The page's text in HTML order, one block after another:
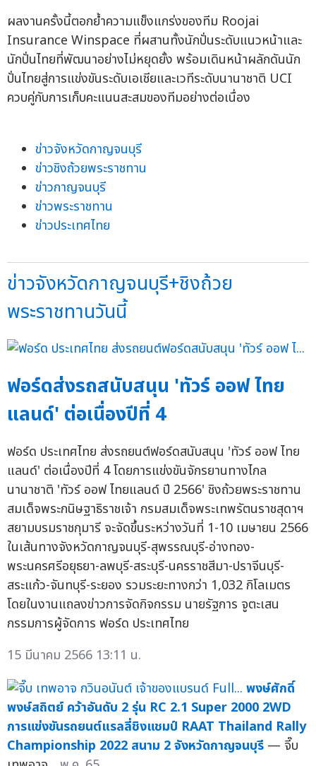
ผลงานครั้งนี้ตอกย้ำความแข็งแกร่งของทีม Roojai
Insurance Winspace ที่ผสานทั้งนักปั่นระดับแนวหน้าและ
นักปั่นไทยที่พัฒนาอย่างไม่หยุดยั้ง พร้อมเดินหน้าผลักดันนัก
ปั่นไทยสู่การแข่งขันระดับเอเชียและเวทีระดับนานาชาติ UCI
ควบคู่กับการเก็บคะแนนสะสมของทีมอย่างต่อเนื่อง
ข่าวจังหวัดกาญจนบุรี
ข่าวชิงถ้วยพระราชทาน
ข่าวกาญจนบุรี
ข่าวพระราชทาน
ข่าวประเทศไทย
ข่าวจังหวัดกาญจนบุรี+ชิงถ้วย
พระราชทานวันนี้
ฟอร์ดส่งรถสนับสนุน 'ทัวร์ ออฟ ไทย
แลนด์' ต่อเนื่องปีที่ 4
ฟอร์ด ประเทศไทย ส่งรถยนต์ฟอร์ดสนับสนุน 'ทัวร์ ออฟ ไทย
แลนด์' ต่อเนื่องปีที่ 4 โดยการแข่งขันจักรยานทางไกล
นานาชาติ 'ทัวร์ ออฟ ไทยแลนด์ ปี 2566' ชิงถ้วยพระราชทาน
สมเด็จพระกนิษฐาธิราชเจ้า กรมสมเด็จพระเทพรัตนราชสุดาฯ
สยามบรมราชกุมารี จะจัดขึ้นระหว่างวันที่ 1-10 เมษายน 2566
ในเส้นทางจังหวัดกาญจนบุรี-สุพรรณบุรี-อ่างทอง-
พระนครศรีอยุธยา-ลพบุรี-สระบุรี-นครราชสีมา-ปราจีนบุรี-
สระแก้ว-จันทบุรี-ระยอง รวมระยะทางกว่า 1,032 กิโลเมตร
โดยในงานแถลงข่าวการจัดกิจกรรม นายรัฐการ จูตะเสน
กรรมการผู้จัดการ ฟอร์ด ประเทศไทย
15 มีนาคม 2566 13:11 น.
พงษ์ศักดิ์
พงษ์สถิตย์ คว้าอันดับ 2 รุ่น RC 2.1 Super 2000 2WD
การแข่งขันรถยนต์แรลลี่ชิงแชมป์ RAAT Thailand Rally
Championship 2022 สนาม 2 จังหวัดกาญจนบุรี — จี๊บ